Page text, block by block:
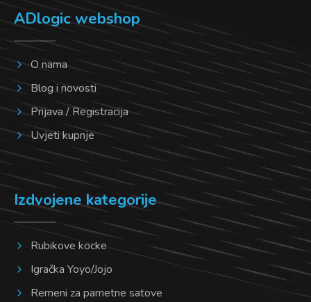
proizvoda
ADlogic webshop
O nama
Blog i novosti
Prijava / Registracija
Uvjeti kupnje
Izdvojene kategorije
Rubikove kocke
Igračka Yoyo/Jojo
Remeni za pametne satove